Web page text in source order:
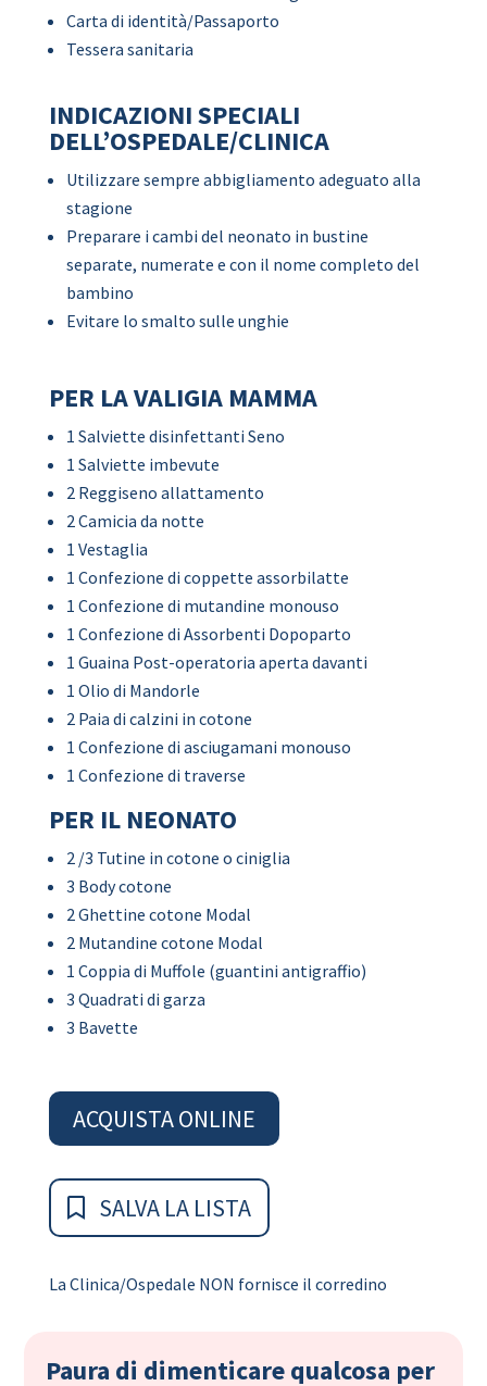
Carta di identità/Passaporto
Tessera sanitaria
INDICAZIONI SPECIALI
DELL’OSPEDALE/CLINICA
Utilizzare sempre abbigliamento adeguato alla
stagione
Preparare i cambi del neonato in bustine
separate, numerate e con il nome completo del
bambino
Evitare lo smalto sulle unghie
PER LA VALIGIA MAMMA
1 Salviette disinfettanti Seno
1 Salviette imbevute
2 Reggiseno allattamento
2 Camicia da notte
1 Vestaglia
1 Confezione di coppette assorbilatte
1 Confezione di mutandine monouso
1 Confezione di Assorbenti Dopoparto
1 Guaina Post-operatoria aperta davanti
1 Olio di Mandorle
2 Paia di calzini in cotone
1 Confezione di asciugamani monouso
1 Confezione di traverse
PER IL NEONATO
2 /3 Tutine in cotone o ciniglia
3 Body cotone
2 Ghettine cotone Modal
2 Mutandine cotone Modal
1 Coppia di Muffole (guantini antigraffio)
3 Quadrati di garza
3 Bavette
ACQUISTA ONLINE
SALVA LA LISTA
La Clinica/Ospedale NON fornisce il corredino
Paura di dimenticare qualcosa per